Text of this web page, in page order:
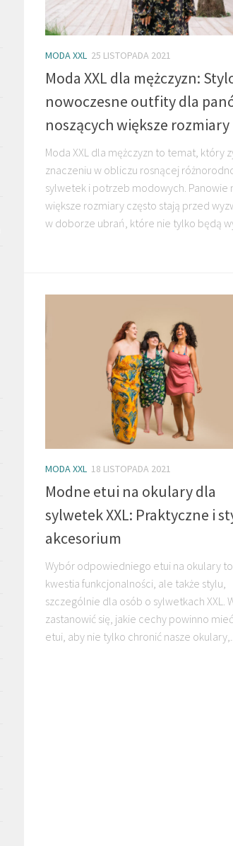
MODA XXL 25 LISTOPADA 2021
Moda XXL dla mężczyzn:
nowoczesne outfity dla
noszących większe rozmiary
Moda XXL dla mężczyzn to temat, który
znaczeniu w obliczu rosnącej
sylwetek i potrzeb modowych. Panowie
większe rozmiary często stają przed
w doborze ubrań, które nie tylko będą
MODA XXL 18 LISTOPADA 2021
Modne etui na okulary dla
sylwetek XXL: Praktyczne i
akcesorium
Wybór odpowiedniego etui na okulary
kwestia funkcjonalności, ale także stylu,
szczególnie dla osób o sylwetkach XXL.
zastanowić się, jakie cechy powinno
etui, aby nie tylko chronić nasze